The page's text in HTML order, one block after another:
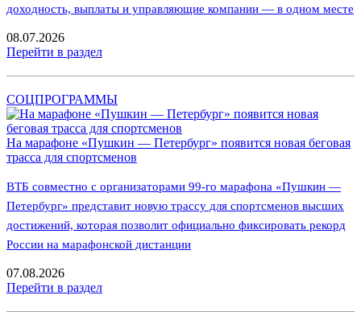
доходность, выплаты и управляющие компании — в одном месте
08.07.2026
Перейти в раздел
СОЦПРОГРАММЫ
На марафоне «Пушкин — Петербург» появится новая беговая
трасса для спортсменов
ВТБ совместно с организаторами 99-го марафона «Пушкин —
Петербург» представит новую трассу для спортсменов высших
достижений, которая позволит официально фиксировать рекорд
России на марафонской дистанции
07.08.2026
Перейти в раздел